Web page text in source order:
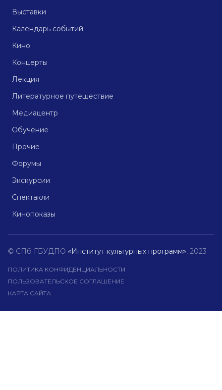
Выставки
Календарь событий
Кино
Концерты
Лекция
Литературное путешествие
Медиацентр
Обучение
Прочие
Форумы
Экскурсии
Спектакли
Кинопоказы
© СПб ГБУДПО «Институт культурных программ», 2023
ПОЛИТИКА КОНФИДЕНЦИАЛЬНОСТИ
ПОЛЬЗОВАТЕЛЬСКОЕ СОГЛАШЕНИЕ
КАРТА САЙТА